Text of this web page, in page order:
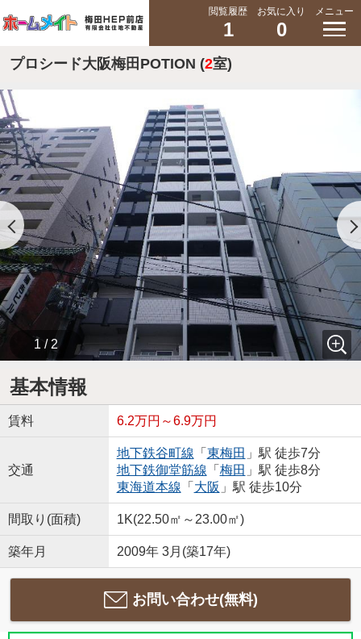
閲覧履歴
1
お気に入り
0
メニュー
プロシード大阪梅田POTION (2室)
1 / 2
基本情報
賃料 6.2万円～6.9万円
交通
地下鉄谷町線 「 東梅田 」駅 徒歩7分
地下鉄御堂筋線 「 梅田 」駅 徒歩8分
東海道本線 「 大阪 」駅 徒歩10分
間取り(面積) 1K(22.50㎡～23.00㎡)
築年月 2009年 3月(築17年)
お問い合わせ(無料)